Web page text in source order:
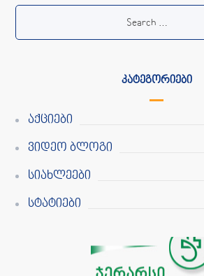
ᲙᲐᲢᲔᲒᲝᲠᲘᲔᲑᲘ
Აქციები
Ვიდეო Ბლოგი
Სიახლეები
Სტატიები